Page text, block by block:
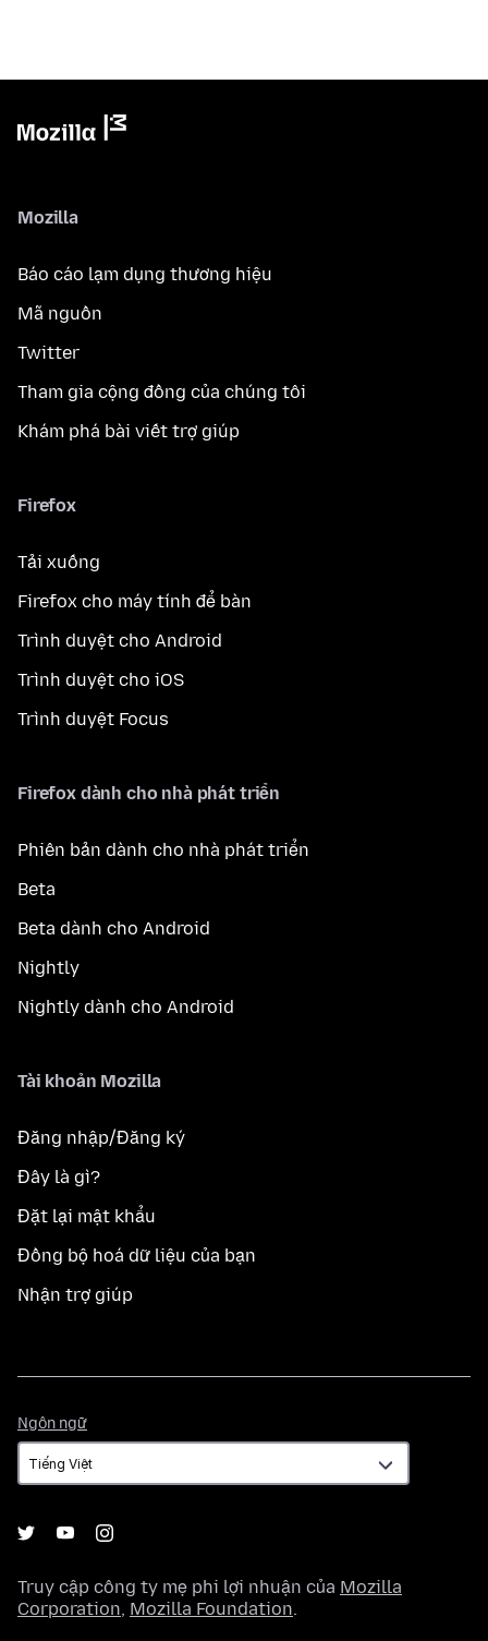
Mozilla
Báo cáo lạm dụng thương hiệu
Mã nguồn
Twitter
Tham gia cộng đồng của chúng tôi
Khám phá bài viết trợ giúp
Firefox
Tải xuống
Firefox cho máy tính để bàn
Trình duyệt cho Android
Trình duyệt cho iOS
Trình duyệt Focus
Firefox dành cho nhà phát triển
Phiên bản dành cho nhà phát triển
Beta
Beta dành cho Android
Nightly
Nightly dành cho Android
Tài khoản Mozilla
Đăng nhập/Đăng ký
Đây là gì?
Đặt lại mật khẩu
Đồng bộ hoá dữ liệu của bạn
Nhận trợ giúp
Ngôn ngữ
ngữ
Truy cập công ty mẹ phi lợi nhuận của Mozilla
Corporation, Mozilla Foundation.